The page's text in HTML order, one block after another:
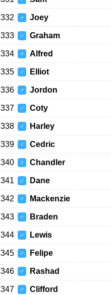
332 ♂ Joey
333 ♂ Graham
334 ♂ Alfred
335 ♂ Elliot
336 ♂ Jordon
337 ♂ Coty
338 ♂ Harley
339 ♂ Cedric
340 ♂ Chandler
341 ♂ Dane
342 ♂ Mackenzie
343 ♂ Braden
344 ♂ Lewis
345 ♂ Felipe
346 ♂ Rashad
347 ♂ Clifford